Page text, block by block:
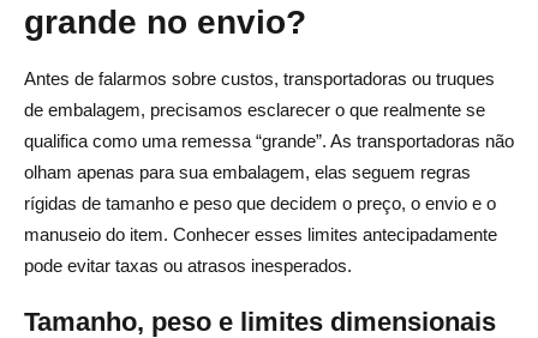
Como estimar taxas adicionais (sobretaxas de
combustível, taxas de manuseio)
Evitando erros comuns de cálculo de custos
Estratégias comprovadas para reduzir os custos de envio
de itens grandes
Negociando tarifas com operadoras
Consolidando remessas para economizar dinheiro
Usando janelas de envio fora do horário de pico
grande no envio?
Antes de falarmos sobre custos, transportadoras ou truques
de embalagem, precisamos esclarecer o que realmente se
qualifica como uma remessa “grande”. As transportadoras não
olham apenas para sua embalagem, elas seguem regras
rígidas de tamanho e peso que decidem o preço, o envio e o
manuseio do item. Conhecer esses limites antecipadamente
pode evitar taxas ou atrasos inesperados.
Tamanho, peso e limites dimensionais